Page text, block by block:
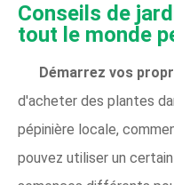
Conseils de
tout le monde
Démarrez vos
d'acheter des plantes
pépinière locale,
pouvez utiliser un